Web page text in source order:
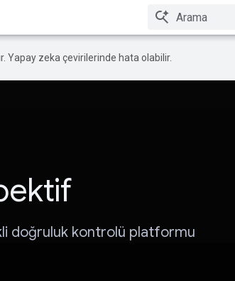
Yapay zeka çevirilerinde hata olabilir.
doğruluk kontrolü platformu